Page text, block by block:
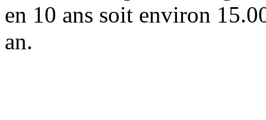
en 10 ans soit environ
an.